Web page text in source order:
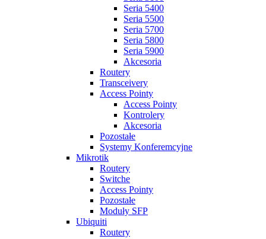
Seria 5400
Seria 5500
Seria 5700
Seria 5800
Seria 5900
Akcesoria
Routery
Transceivery
Access Pointy
Access Pointy
Kontrolery
Akcesoria
Pozostałe
Systemy Konferemcyjne
Mikrotik
Routery
Switche
Access Pointy
Pozostałe
Moduły SFP
Ubiquiti
Routery